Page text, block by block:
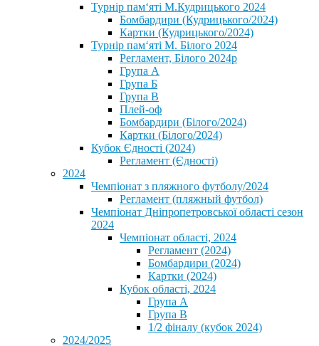
⁨Турнір пам‘яті М.Кудрицького 2024
Бомбардири (Кудрицького/2024)
Картки (Кудрицького/2024)
⁨Турнір пам‘яті М. Білого 2024⁩
Регламент, Білого 2024р
Група А
Група Б
Група В
Плей-оф
Бомбардири (Білого/2024)
Картки (Білого/2024)
Кубок Єдності (2024)
Регламент (Єдності)
2024
Чемпіонат з пляжного футболу/2024
Регламент (пляжный футбол)
Чемпіонат Дніпропетровської області сезон
2024
Чемпіонат області, 2024
Регламент (2024)
Бомбардири (2024)
Картки (2024)
Кубок області, 2024
Група А
Група В
1/2 фіналу (кубок 2024)
2024/2025